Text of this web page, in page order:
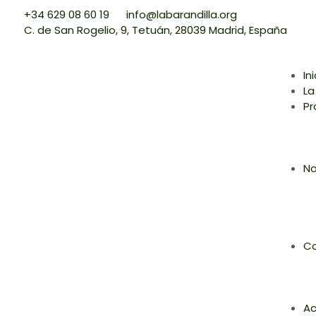
+34 629 08 60 19
info@labarandilla.org
C. de San Rogelio, 9, Tetuán, 28039 Madrid, España